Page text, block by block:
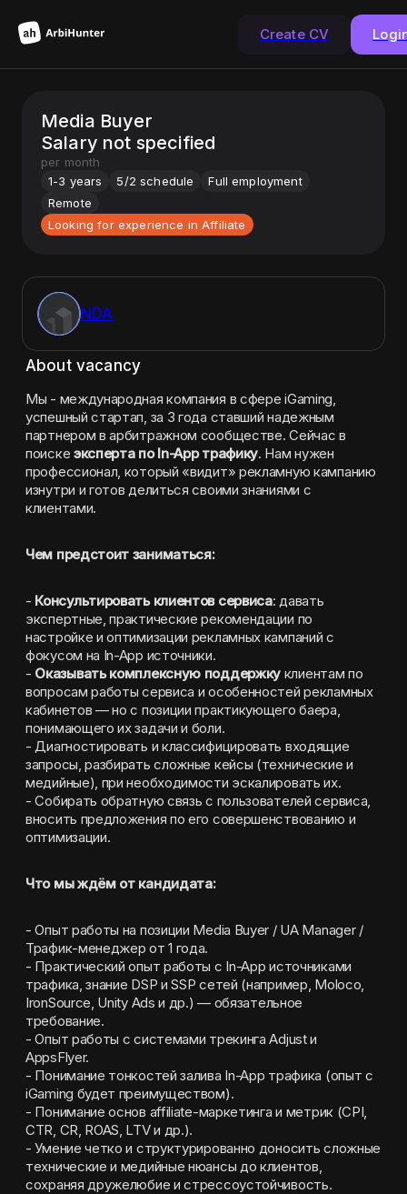
Create CV
Media Buyer
Salary not specified
per month
1-3 years
5/2 schedule
Full employment
Remote
Looking for experience in Affiliate
NDA
About vacancy
Мы - международная компания в сфере iGaming,
успешный стартап, за 3 года ставший надежным
партнером в арбитражном сообществе. Сейчас в
поиске эксперта по In-App трафику. Нам нужен
профессионал, который «видит» рекламную кампанию
изнутри и готов делиться своими знаниями с
клиентами.
Чем предстоит заниматься:
- Консультировать клиентов сервиса: давать
экспертные, практические рекомендации по
настройке и оптимизации рекламных кампаний с
фокусом на In-App источники.
- Оказывать комплексную поддержку клиентам по
вопросам работы сервиса и особенностей рекламных
кабинетов — но с позиции практикующего баера,
понимающего их задачи и боли.
- Диагностировать и классифицировать входящие
запросы, разбирать сложные кейсы (технические и
медийные), при необходимости эскалировать их.
- Собирать обратную связь с пользователей сервиса,
вносить предложения по его совершенствованию и
оптимизации.
Что мы ждём от кандидата:
- Опыт работы на позиции Media Buyer / UA Manager /
Трафик-менеджер от 1 года.
- Практический опыт работы с In-App источниками
трафика, знание DSP и SSP сетей (например, Moloco,
IronSource, Unity Ads и др.) — обязательное
требование.
- Опыт работы с системами трекинга Adjust и
AppsFlyer.
- Понимание тонкостей залива In-App трафика (опыт с
iGaming будет преимуществом).
- Понимание основ affiliate-маркетинга и метрик (CPI,
CTR, CR, ROAS, LTV и др.).
- Умение четко и структурированно доносить сложные
технические и медийные нюансы до клиентов,
сохраняя дружелюбие и стрессоустойчивость.